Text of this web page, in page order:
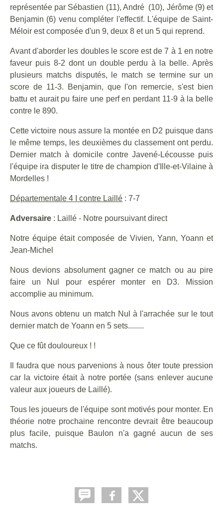
représentée par Sébastien (11), André (10), Jérôme (9) et
Benjamin (6) venu compléter l'effectif. L'équipe de Saint-
Méloir est composée d'un 9, deux 8 et un 5 qui reprend.
Avant d'aborder les doubles le score est de 7 à 1 en notre
faveur puis 8-2 dont un double perdu à la belle. Après
plusieurs matchs disputés, le match se termine sur un
score de 11-3. Benjamin, que l'on remercie, s'est bien
battu et aurait pu faire une perf en perdant 11-9 à la belle
contre le 890.
Cette victoire nous assure la montée en D2 puisque dans
le même temps, les deuxièmes du classement ont perdu.
Dernier match à domicile contre Javené-Lécousse puis
l'équipe ira disputer le titre de champion d'Ille-et-Vilaine à
Mordelles !
Départementale 4 I contre Laillé : 7-7
Adversaire : Laillé - Notre poursuivant direct
Notre équipe était composée de Vivien, Yann, Yoann et
Jean-Michel
Nous devions absolument gagner ce match ou au pire
faire un Nul pour espérer monter en D3. Mission
accomplie au minimum.
Nous avons obtenu un match Nul à l'arrachée sur le tout
dernier match de Yoann en 5 sets........
Que ce fût douloureux ! !
Il faudra que nous parvenions à nous ôter toute pression
car la victoire était à notre portée (sans enlever aucune
valeur aux joueurs de Laillé).
Tous les joueurs de l'équipe sont motivés pour monter. En
théorie notre prochaine rencontre devrait être beaucoup
plus facile, puisque Baulon n'a gagné aucun de ses
matchs.